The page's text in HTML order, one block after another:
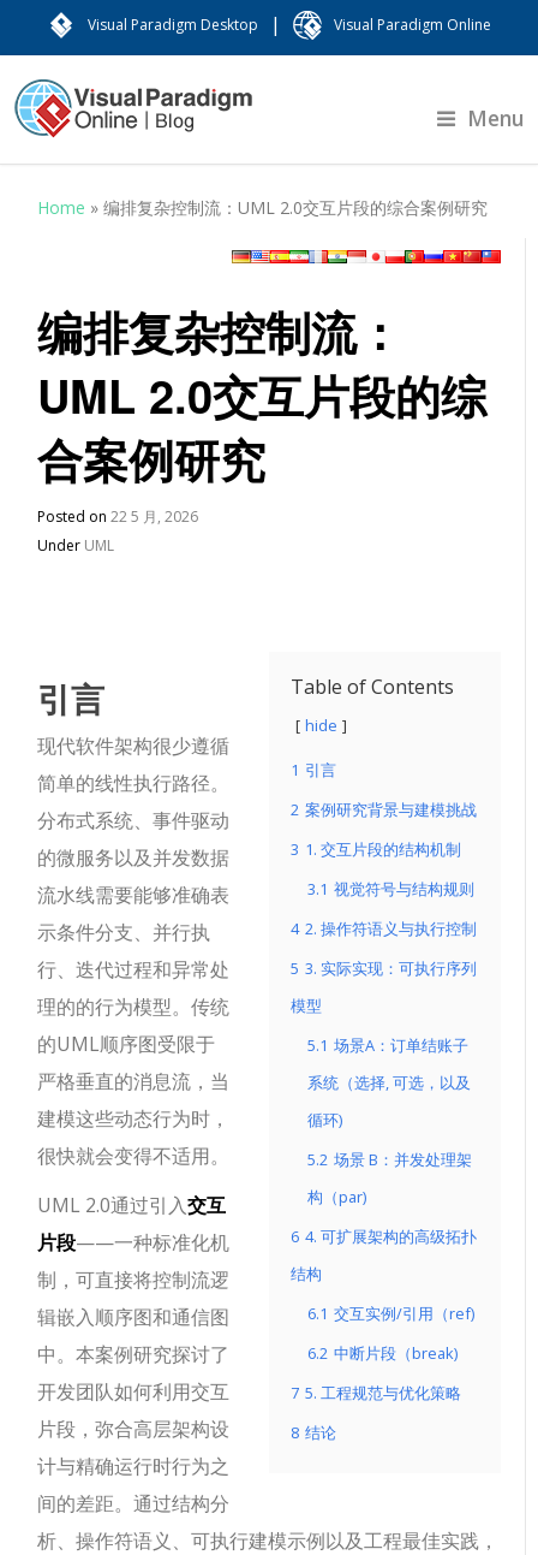
Visual Paradigm Desktop | Visual Paradigm Online
Menu
Home »编排复杂控制流：UML 2.0交互片段的综合案例研究
编排复杂控制流：
UML 2.0交互片段的综
合案例研究
Posted on22 5 月, 2026
Under UML
Table of Contents
hide
1 引言
2 案例研究背景与建模挑战
3 1. 交互片段的结构机制
3.1 视觉符号与结构规则
4 2. 操作符语义与执行控制
5 3. 实际实现：可执行序列
模型
5.1 场景A：订单结账子
系统（选择, 可选，以及
循环)
5.2 场景 B：并发处理架
构（par)
6 4. 可扩展架构的高级拓扑
结构
6.1 交互实例/引用（ref)
6.2 中断片段（break)
7 5. 工程规范与优化策略
8 结论
引言
现代软件架构很少遵循
简单的线性执行路径。
分布式系统、事件驱动
的微服务以及并发数据
流水线需要能够准确表
示条件分支、并行执
行、迭代过程和异常处
理的的行为模型。传统
的UML顺序图受限于
严格垂直的消息流，当
建模这些动态行为时，
很快就会变得不适用。
UML 2.0通过引入交互
片段——一种标准化机
制，可直接将控制流逻
辑嵌入顺序图和通信图
中。本案例研究探讨了
开发团队如何利用交互
片段，弥合高层架构设
计与精确运行时行为之
间的差距。通过结构分
析、操作符语义、可执行建模示例以及工程最佳实践，